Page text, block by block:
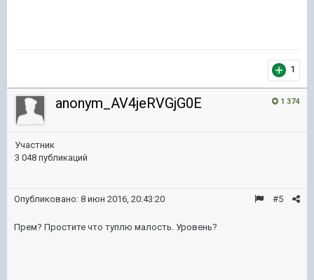
1
1 374
anonym_AV4jeRVGjG0E
Участник
3 048 публикаций
#5
Опубликовано: 8 июн 2016, 20:43:20
Прем? Простите что туплю малость. Уровень?